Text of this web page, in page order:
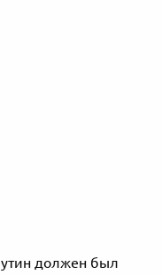
должен был